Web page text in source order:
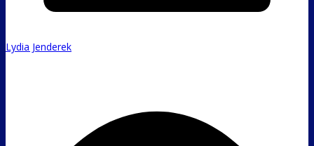
Lydia Jenderek